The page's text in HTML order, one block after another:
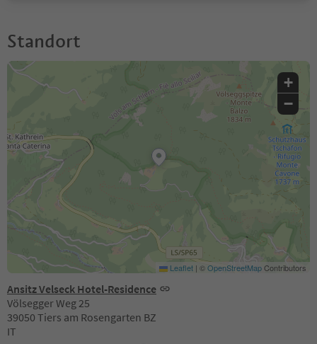
Standort
Ansitz Velseck Hotel-Residence
Völsegger Weg 25
39050 Tiers am Rosengarten BZ
IT
+
−
Leaflet | ©OpenStreetMapContributors